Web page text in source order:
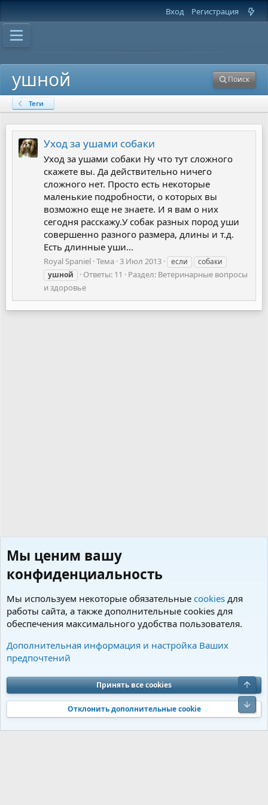
Вход Регистрация
ушной Поиск
Теги
Уход за ушами собаки
Уход за ушами собаки Ну что тут сложного
скажете вы. Да действительно ничего
сложного нет. Просто есть некоторые
маленькие подробности, о которых вы
возможно еще не знаете. И я вам о них
сегодня расскажу.У собак разных пород уши
совершенно разного размера, длины и т.д.
Есть длинные уши...
Royal Spaniel Тема 3 Июл 2013 если
собаки
ушной
Ответы: 11 Раздел: Ветеринарные вопросы
и здоровье
Теги
Cookies Charm by DCom
Обратная связь
Условия и правила
Политика конфиденциальности
Помощь
S
S
Community platform by XenForo® © 2010-2026 XenForo Ltd. Перевод от
Jumuro®|Media embeds via s9e/MediaSites
Мы ценим вашу
конфиденциальность
Мы используем некоторые обязательные cookies для
работы сайта, а также дополнительные cookies для
обеспечения максимального удобства пользователя.
Дополнительная информация и настройка Ваших
предпочтений
Принять все cookies
Отклонить дополнительные cookie
Верх
Низ